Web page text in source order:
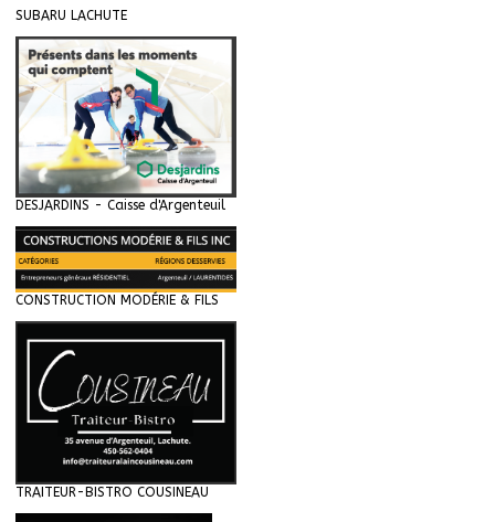
SUBARU LACHUTE
DESJARDINS - Caisse d'Argenteuil
CONSTRUCTION MODÉRIE & FILS
TRAITEUR-BISTRO COUSINEAU